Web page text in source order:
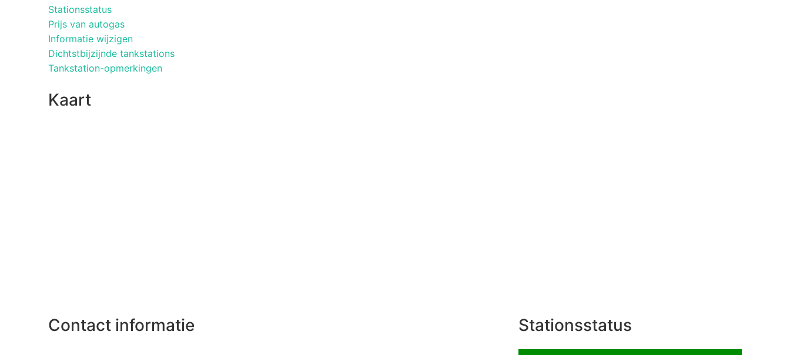
Stationsstatus
Prijs van autogas
Informatie wijzigen
Dichtstbijzijnde tankstations
Tankstation-opmerkingen
Kaart
Contact informatie Stationsstatus